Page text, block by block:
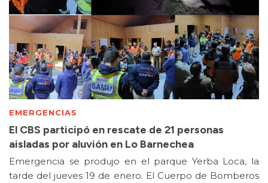
EMERGENCIAS
El CBS participó en rescate de 21 personas
aisladas por aluvión en Lo Barnechea
Emergencia se produjo en el parque Yerba Loca, la
tarde del jueves 19 de enero. El Cuerpo de Bomberos